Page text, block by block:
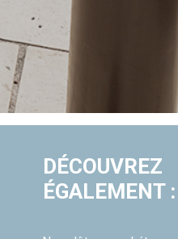
DÉCOUVREZ
ÉGALEMENT :